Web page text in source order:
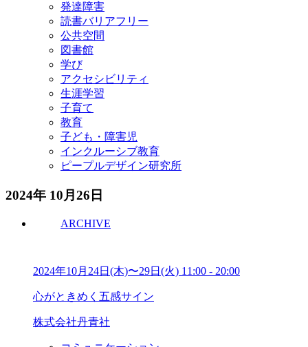
発達障害
読書バリアフリー
公共空間
図書館
学び
アクセシビリティ
生涯学習
子育て
教育
子ども・障害児
インクルーシブ教育
ピープルデザイン研究所
2024年 10月26日
ARCHIVE
2024年10月24日(木)〜29日(火) 11:00 - 20:00
心がときめく五感サイン
株式会社丹青社